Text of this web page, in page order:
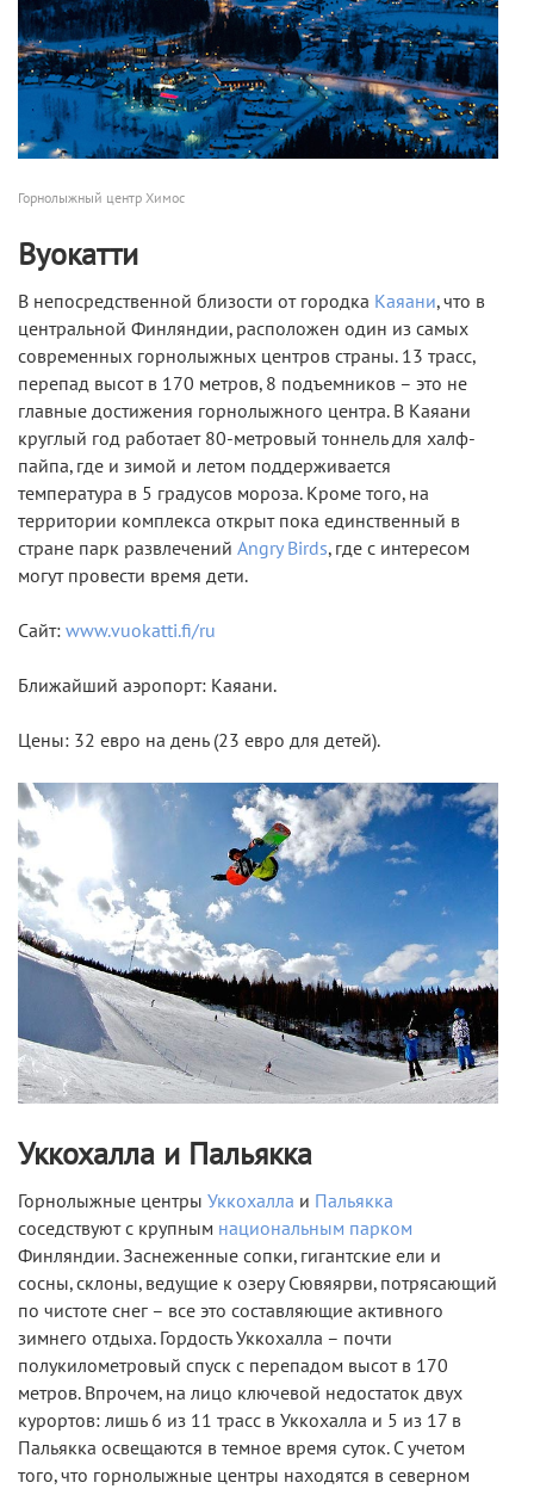
Горнолыжный центр Химос
Вуокатти
В непосредственной близости от городка Каяани, что в
центральной Финляндии, расположен один из самых
современных горнолыжных центров страны. 13 трасс,
перепад высот в 170 метров, 8 подъемников – это не
главные достижения горнолыжного центра. В Каяани
круглый год работает 80-метровый тоннель для халф-
пайпа, где и зимой и летом поддерживается
температура в 5 градусов мороза. Кроме того, на
территории комплекса открыт пока единственный в
стране парк развлечений Angry Birds, где с интересом
могут провести время дети.
Сайт: www.vuokatti.fi/ru
Ближайший аэропорт: Каяани.
Цены: 32 евро на день (23 евро для детей).
Уккохалла и Пальякка
Горнолыжные центры Уккохалла и Пальякка
соседствуют с крупным национальным парком
Финляндии. Заснеженные сопки, гигантские ели и
сосны, склоны, ведущие к озеру Сювяярви, потрясающий
по чистоте снег – все это составляющие активного
зимнего отдыха. Гордость Уккохалла – почти
полукилометровый спуск с перепадом высот в 170
метров. Впрочем, на лицо ключевой недостаток двух
курортов: лишь 6 из 11 трасс в Уккохалла и 5 из 17 в
Пальякка освещаются в темное время суток. С учетом
того, что горнолыжные центры находятся в северном